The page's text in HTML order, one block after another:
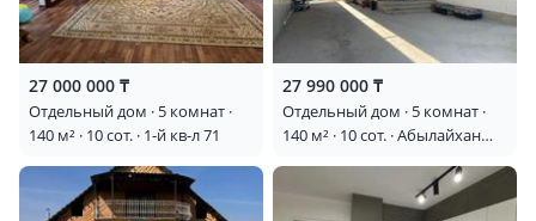
27 000 000 ₸
Отдельный дом · 5 комнат ·
140 м² · 10 сот. · 1-й кв-л 71
27 990 000 ₸
Отдельный дом · 5 комнат ·
140 м² · 10 сот. · Абылайхан